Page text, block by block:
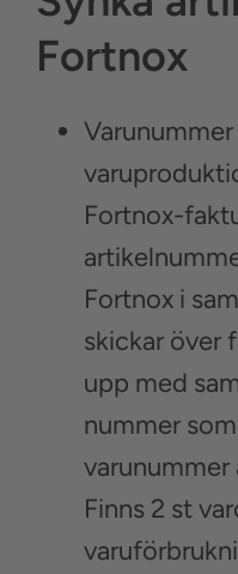
Fortnox
Fortnox-
Fortnox i
skickar över
upp med
nummer
varunummer
Finns 2 st